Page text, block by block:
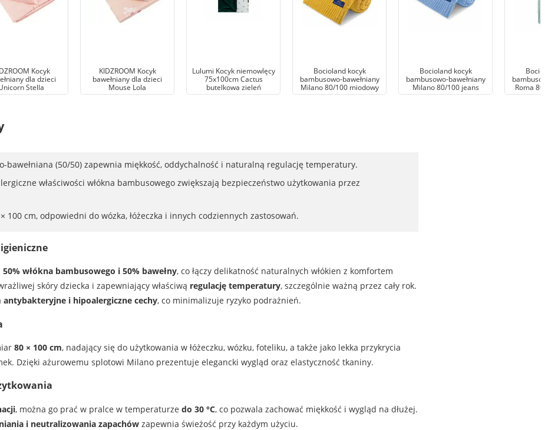
Kocyk
dla dzieci
Stella
KIDZROOM Kocyk
bawełniany dla dzieci
Mouse Lola
Lulumi Kocyk niemowlęcy
75x100cm Cactus
butelkowa zieleń
Bocioland kocyk
bambusowo-bawełniany
Milano 80/100 miodowy
Bocioland kocyk
bambusowo-bawełniany
Milano 80/100 jeans
Roma
bawełniana (50/50) zapewnia miękkość, oddychalność i naturalną regulację temperatury.
właściwości włókna bambusowego zwiększają bezpieczeństwo użytkowania przez
100 cm, odpowiedni do wózka, łóżeczka i innych codziennych zastosowań.
50% włókna bambusowego i 50% bawełny, co łączy delikatność naturalnych włókien z komfortem
skóry dziecka i zapewniający właściwą regulację temperatury, szczególnie ważną przez cały rok.
antybakteryjne i hipoalergiczne cechy, co minimalizuje ryzyko podrażnień.
80 × 100 cm, nadający się do użytkowania w łóżeczku, wózku, foteliku, a także jako lekka przykrycia
Dzięki ażurowemu splotowi Milano prezentuje elegancki wygląd oraz elastyczność tkaniny.
, można go prać w pralce w temperaturze do 30 °C, co pozwala zachować miękkość i wygląd na dłużej.
i neutralizowania zapachówzapewnia świeżość przy każdym użyciu.